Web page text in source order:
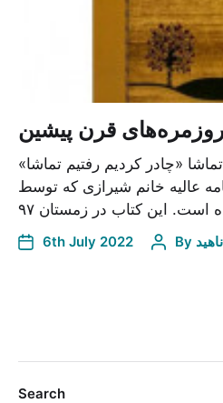
قرن پیشین
«چادر کردیم رفتیم تماشا»
عالیه خانم شیرازی که توسط
6th July 2022 By
Search